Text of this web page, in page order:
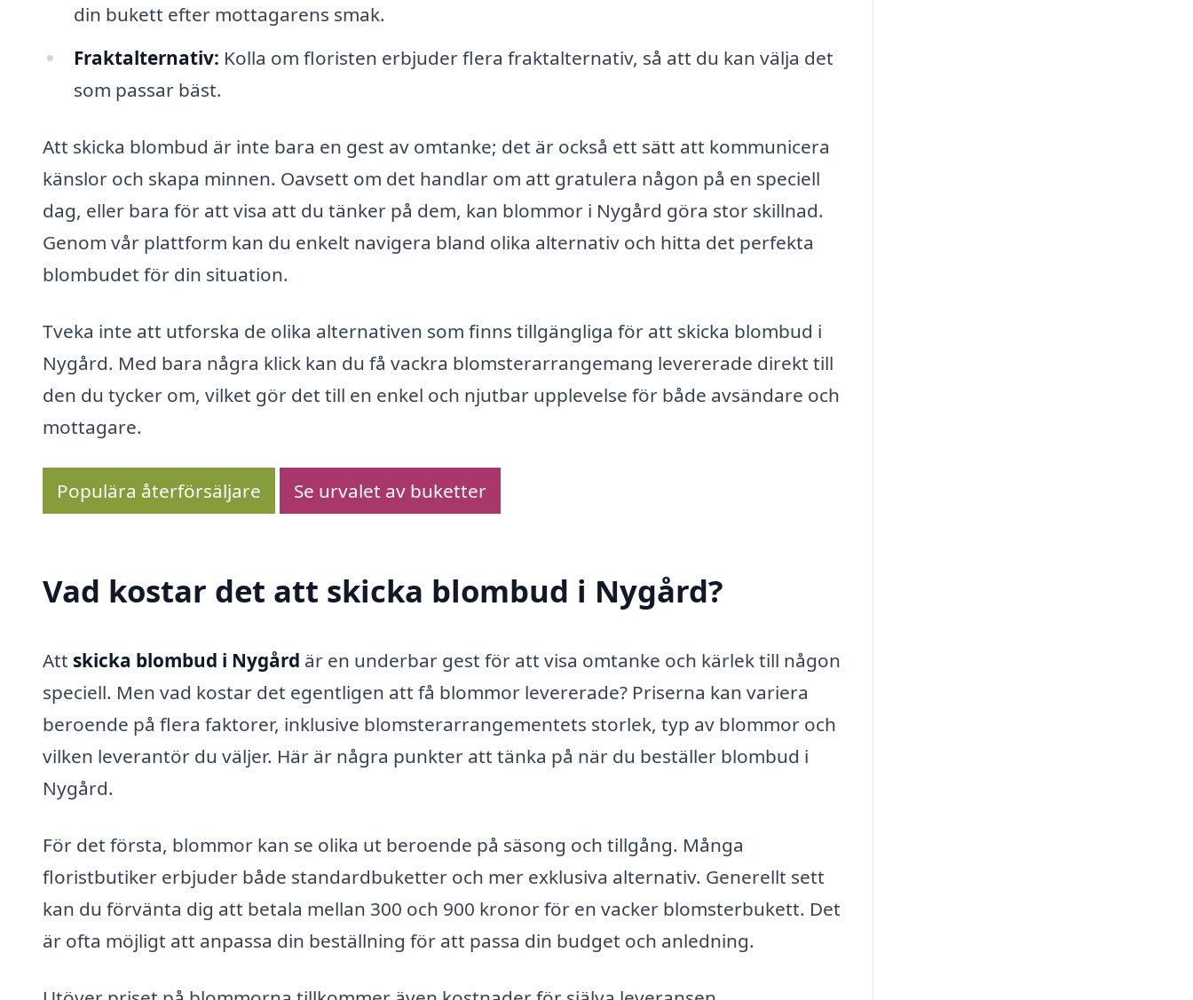
din bukett efter mottagarens smak.
Fraktalternativ: Kolla om floristen erbjuder flera fraktalternativ, så att du kan välja det
som passar bäst.
Att skicka blombud är inte bara en gest av omtanke; det är också ett sätt att kommunicera
känslor och skapa minnen. Oavsett om det handlar om att gratulera någon på en speciell
dag, eller bara för att visa att du tänker på dem, kan blommor i Nygård göra stor skillnad.
Genom vår plattform kan du enkelt navigera bland olika alternativ och hitta det perfekta
blombudet för din situation.
Tveka inte att utforska de olika alternativen som finns tillgängliga för att skicka blombud i
Nygård. Med bara några klick kan du få vackra blomsterarrangemang levererade direkt till
den du tycker om, vilket gör det till en enkel och njutbar upplevelse för både avsändare och
mottagare.
Populära återförsäljare Se urvalet av buketter
Vad kostar det att skicka blombud i Nygård?
Att skicka blombud i Nygård är en underbar gest för att visa omtanke och kärlek till någon
speciell. Men vad kostar det egentligen att få blommor levererade? Priserna kan variera
beroende på flera faktorer, inklusive blomsterarrangementets storlek, typ av blommor och
vilken leverantör du väljer. Här är några punkter att tänka på när du beställer blombud i
Nygård.
För det första, blommor kan se olika ut beroende på säsong och tillgång. Många
floristbutiker erbjuder både standardbuketter och mer exklusiva alternativ. Generellt sett
kan du förvänta dig att betala mellan 300 och 900 kronor för en vacker blomsterbukett. Det
är ofta möjligt att anpassa din beställning för att passa din budget och anledning.